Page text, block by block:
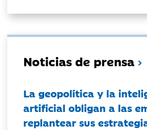
Noticias de prensa
La geopolítica y la
artificial obligan a las
replantear sus